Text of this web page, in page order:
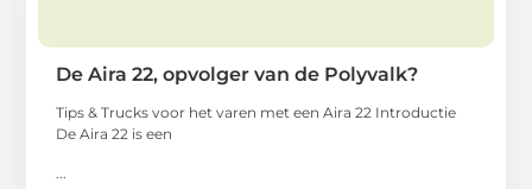
De Aira 22, opvolger van de Polyvalk?
Tips & Trucks voor het varen met een Aira 22 Introductie
De Aira 22 is een